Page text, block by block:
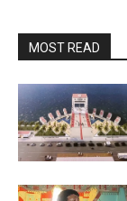
MOST READ